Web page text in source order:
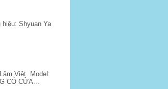
Shyuan Ya
Việt Model:
CÓ CỬA...